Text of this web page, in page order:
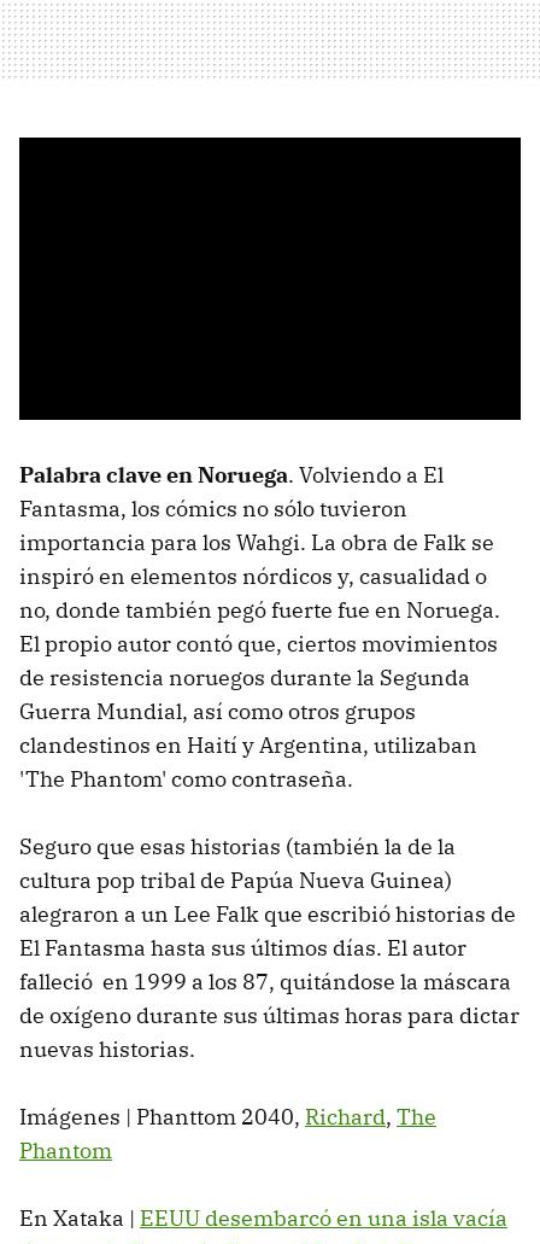
Palabra clave en Noruega. Volviendo a El
Fantasma, los cómics no sólo tuvieron
importancia para los Wahgi. La obra de Falk se
inspiró en elementos nórdicos y, casualidad o
no, donde también pegó fuerte fue en Noruega.
El propio autor contó que, ciertos movimientos
de resistencia noruegos durante la Segunda
Guerra Mundial, así como otros grupos
clandestinos en Haití y Argentina, utilizaban
'The Phantom' como contraseña.
Seguro que esas historias (también la de la
cultura pop tribal de Papúa Nueva Guinea)
alegraron a un Lee Falk que escribió historias de
El Fantasma hasta sus últimos días. El autor
falleció en 1999 a los 87, quitándose la máscara
de oxígeno durante sus últimas horas para dictar
nuevas historias.
Imágenes | Phanttom 2040, Richard, The
Phantom
En Xataka | EEUU desembarcó en una isla vacía